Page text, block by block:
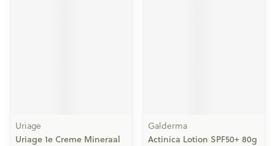
Uriage
Uriage 1e Creme Mineraal
Galderma
Actinica Lotion SPF50+ 80g